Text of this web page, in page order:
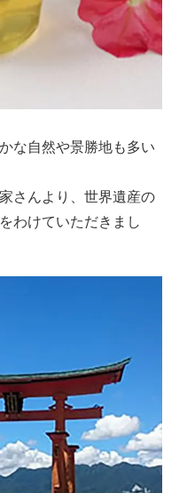
な自然や景勝地も多い
さんより、世界遺産の
わけていただきまし